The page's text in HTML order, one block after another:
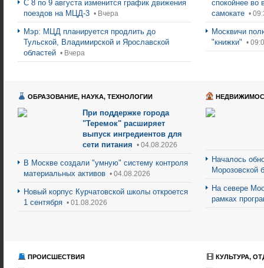
С 8 по 9 августа изменится график движения
поездов на МЦД-3 • Вчера
Мэр: МЦД планируется продлить до
Тульской, Владимирской и Ярославской
областей • Вчера
спокойнее во
самокате •
Москвичи
"книжки" •
ОБРАЗОВАНИЕ, НАУКА, ТЕХНОЛОГИИ
При поддержке города
"Теремок" расширяет
выпуск ингредиентов для
сети питания • 04.08.2026
В Москве создали "умную" систему контроля
материальных активов • 04.08.2026
Новый корпус Курчатовской школы откроется
1 сентября • 01.08.2026
Началось
Морозовской
На севере
рамках
ПРОИСШЕСТВИЯ КУЛЬТУРА,